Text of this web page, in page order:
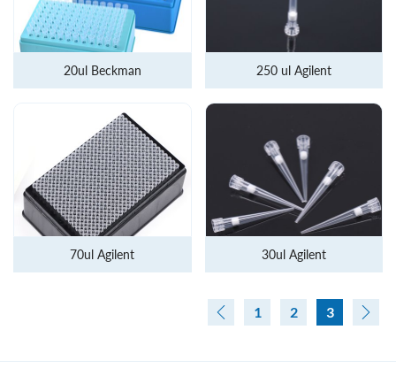
20ul Beckman 250 ul Agilent
70ul Agilent 30ul Agilent
1 2 3